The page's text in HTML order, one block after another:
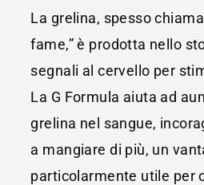
La grelina, spesso
fame,” è prodotta nello
segnali al cervello per
La G Formula aiuta ad
grelina nel sangue,
a mangiare di più, un
particolarmente utile per